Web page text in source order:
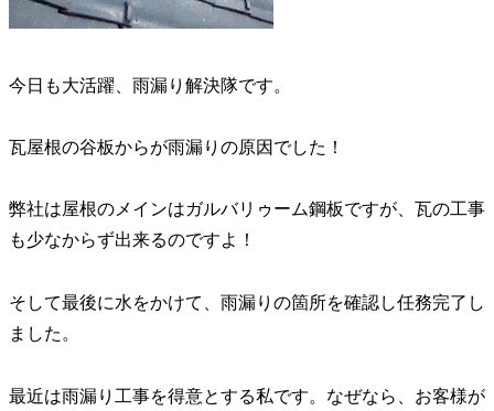
今日も大活躍、雨漏り解決隊です。
瓦屋根の谷板からが雨漏りの原因でした！
弊社は屋根のメインはガルバリゥーム鋼板ですが、瓦の工事
も少なからず出来るのですよ！
そして最後に水をかけて、雨漏りの箇所を確認し任務完了し
ました。
最近は雨漏り工事を得意とする私です。なぜなら、お客様が